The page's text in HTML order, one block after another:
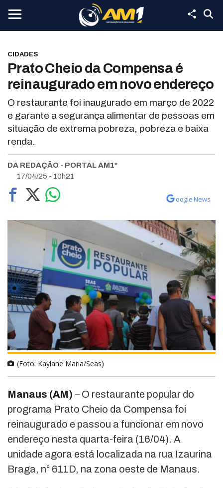
CIDADES
Prato Cheio da Compensa é
reinaugurado em novo endereço
O restaurante foi inaugurado em março de 2022
e garante a segurança alimentar de pessoas em
situação de extrema pobreza, pobreza e baixa
renda.
DA REDAÇÃO - PORTAL AM1*
17/04/25 - 10h21
oogle News
(Foto: Kaylane Maria/Seas)
Manaus (AM) – O restaurante popular do
programa Prato Cheio da Compensa foi
reinaugurado e passou a funcionar em novo
endereço nesta quarta-feira (16/04). A
unidade agora está localizada na rua Izaurina
Braga, n° 611D, na zona oeste de Manaus.